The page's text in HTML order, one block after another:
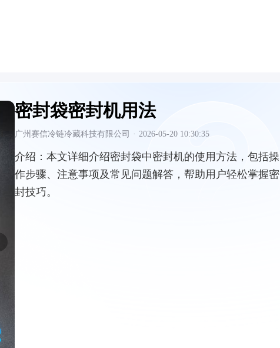
密封袋密封机用法
广州赛信冷链冷藏科技有限公司 · 2026-05-20 10:30:35
介绍： 本文详细介绍密封袋中密封机的使用方法，包括操
作步骤、注意事项及常见问题解答，帮助用户轻松掌握密
封技巧。